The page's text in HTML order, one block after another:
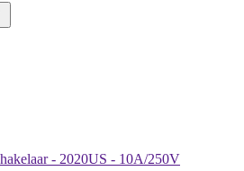
- 2020US - 10A/250V